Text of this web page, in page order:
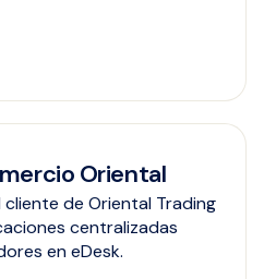
Oriental
de Oriental Trading
centralizadas
en eDesk.